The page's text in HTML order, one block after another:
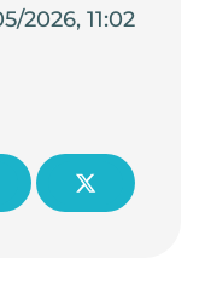
2026, 11:02